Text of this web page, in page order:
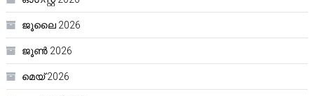
ജൂലൈ 2026
ജൂൺ 2026
മെയ്‌ 2026